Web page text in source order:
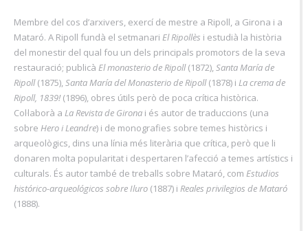
Membre del cos d’arxivers, exercí de mestre a Ripoll, a Girona i a
Mataró. A Ripoll fundà el setmanari El Ripollès i estudià la història
del monestir del qual fou un dels principals promotors de la seva
restauració; publicà El monasterio de Ripoll(1872),Santa María de
Ripoll(1875),Santa María del Monasterio de Ripoll(1878) i La crema de
Ripoll, 1839!(1896), obres útils però de poca crítica històrica.
Col·laborà a La Revista de Girona i és autor de traduccions (una
sobre Hero i Leandre) i de monografies sobre temes històrics i
arqueològics, dins una línia més literària que crítica, però que li
donaren molta popularitat i despertaren l’afecció a temes artístics i
culturals. És autor també de treballs sobre Mataró, com Estudios
histórico-arqueológicos sobre Iluro (1887) i Reales privilegios de Mataró
(1888).